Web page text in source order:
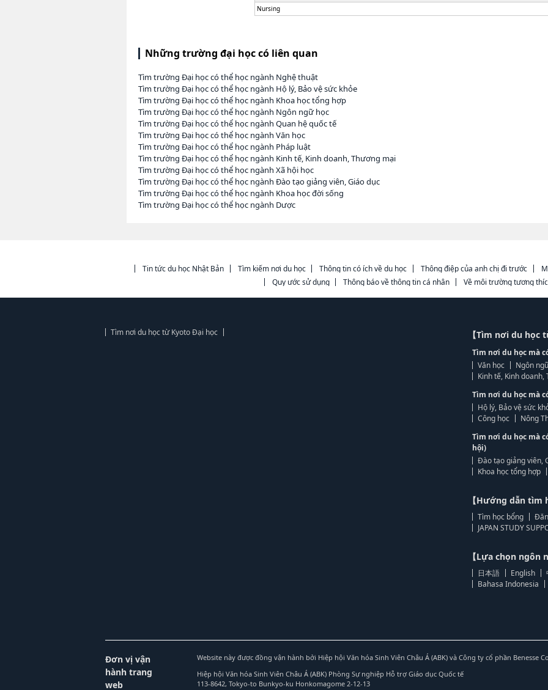
Nursing
Những trường đại học có liên quan
Tìm trường Đại học có thể học ngành Nghệ thuật
Tìm trường Đại học có thể học ngành Hộ lý, Bảo vệ sức khỏe
Tìm trường Đại học có thể học ngành Khoa học tổng hợp
Tìm trường Đại học có thể học ngành Ngôn ngữ học
Tìm trường Đại học có thể học ngành Quan hệ quốc tế
Tìm trường Đại học có thể học ngành Văn học
Tìm trường Đại học có thể học ngành Pháp luật
Tìm trường Đại học có thể học ngành Kinh tế, Kinh doanh, Thương mại
Tìm trường Đại học có thể học ngành Xã hội học
Tìm trường Đại học có thể học ngành Đào tạo giảng viên, Giáo dục
Tìm trường Đại học có thể học ngành Khoa học đời sống
Tìm trường Đại học có thể học ngành Dược
Tin tức du học Nhật Bản Tìm kiếm nơi du học Thông tin có ích về du học Thông điệp của anh chị đi trước
Quy ước sử dụng
Thông báo về thông tin cá nhân Về môi trường tương
Tìm nơi du học từ Kyoto Đại học 【Tìm nơi du học
Tìm nơi du học mà
Văn học
Ngôn
Kinh tế, Kinh doanh,
Tìm nơi du học mà
Hộ lý, Bảo vệ sức
Công học
Nông
Tìm nơi du học mà
hội)
Đào tạo giảng viên,
Khoa học tổng hợp
【Hướng dẫn tìm
Tìm học bổng
JAPAN STUDY
【Lựa chọn ngôn
日本語 English
Bahasa Indonesia
Đơn vị vận
hành trang
web
Website này được đồng vận hành bởi Hiệp hội Văn hóa Sinh Viên Châu Á (ABK) và Công ty cổ phần Benesse
Hiệp hội Văn hóa Sinh Viên Châu Á (ABK) Phòng Sự nghiệp Hỗ trợ Giáo dục Quốc tế
113-8642, Tokyo-to Bunkyo-ku Honkomagome 2-12-13